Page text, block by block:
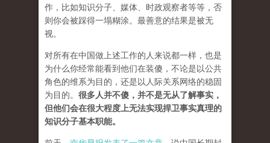
作，比如知识分子、媒体、时政观察者等等，否
则你会被踩得一塌糊涂。最善意的结果是被无
视。
对所有在中国做上述工作的人来说都一样，也是
为什么你经常能看到他们在装傻，不论是以公共
角色的维系为目的，还是以人际关系网络的稳固
为目的。 很多人并不傻，并不是无从了解事实，
但他们会在很大程度上无法实现捍卫事实真理的
知识分子基本职能。